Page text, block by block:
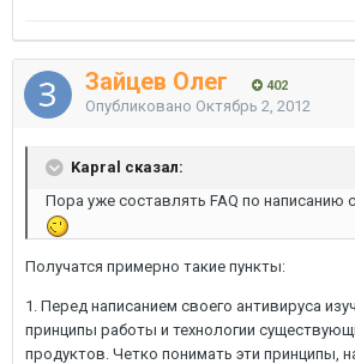
Зайцев Олег 402
Опубликовано Октябрь 2, 2012
Kapral сказал:
Пора уже составлять FAQ по написанию
Получатся примерно такие пункты:
1. Перед написанием своего антивируса
принципы работы и технологии
продуктов. Четко понимать эти принципы,